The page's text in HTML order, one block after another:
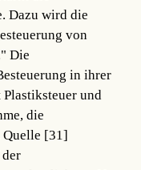
Dazu wird die
von
Die
in ihrer
und
die
Quelle [31]